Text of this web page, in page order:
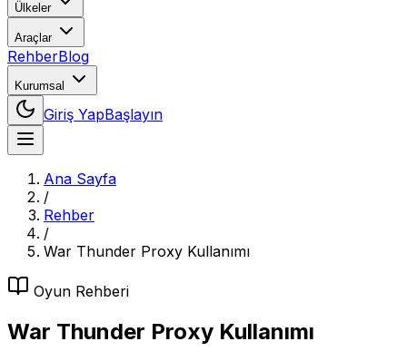
Ülkeler
Araçlar
RehberBlog
Kurumsal
Giriş YapBaşlayın
Ana Sayfa
/
Rehber
/
War Thunder Proxy Kullanımı
Oyun Rehberi
War Thunder Proxy Kullanımı